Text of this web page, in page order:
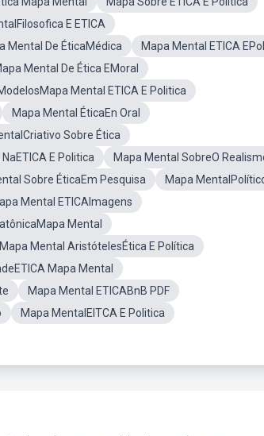
E ETICA
Mental De ÉticaMédica
Mapa Mental ETICA
Mental De Ética EMoral
Mental ETICA E Politica
Mapa Mental ÉticaEn Oral
Sobre Ética
E Politica
Mapa Mental SobreO
Sobre ÉticaEm Pesquisa
Mapa
Mental ETICAImagens
Mental
Mapa Mental AristótelesÉtica E Política
Mapa Mental
Mapa Mental ETICABnB PDF
Mapa MentalEITCA E Politica